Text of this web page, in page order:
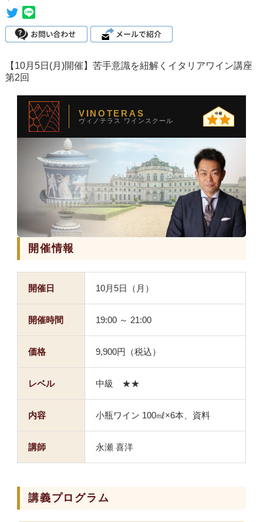
【10月5日(月)開催】苦手意識を紐解くイタリアワイン講座
第2回
VINOTERAS
ヴィノテラス ワインスクール
苦手意識を紐解くイタリアワ
第 2 回 10月5日（月）
ティレニア海側、王侯貴族が育んだ
ワイン文化の物語
講師 永瀬 喜洋
開催情報
開催日 10月5日（月）
開催時間 19:00 ～ 21:00
価格 9,900円（税込）
レベル 中級 ★★
内容 小瓶ワイン 100㎖×6本、資料
講師 永瀬 喜洋
講義プログラム